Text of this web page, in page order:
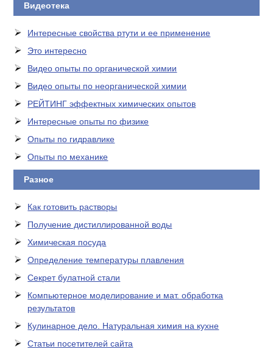
Видеотека
Интересные свойства ртути и ее применение
Это интересно
Видео опыты по органической химии
Видео опыты по неорганической химии
РЕЙТИНГ эффектных химических опытов
Интересные опыты по физике
Опыты по гидравлике
Опыты по механике
Разное
Как готовить растворы
Получение дистиллированной воды
Химическая посуда
Определение температуры плавления
Секрет булатной стали
Компьютерное моделирование и мат. обработка
результатов
Кулинарное дело. Натуральная химия на кухне
Статьи посетителей сайта